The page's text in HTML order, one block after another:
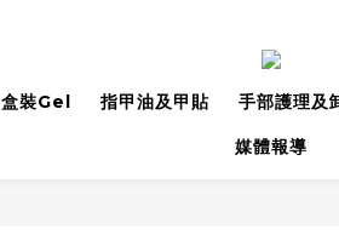
裝Gel 指甲油及甲貼 手部護理及
媒體報導